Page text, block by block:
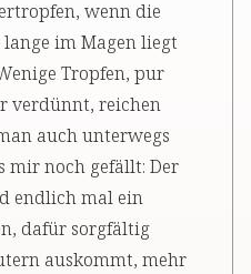
wenn die
im Magen liegt
Tropfen, pur
verdünnt, reichen
auch unterwegs
mir noch gefällt: Der
endlich mal ein
dafür sorgfältig
auskommt, mehr